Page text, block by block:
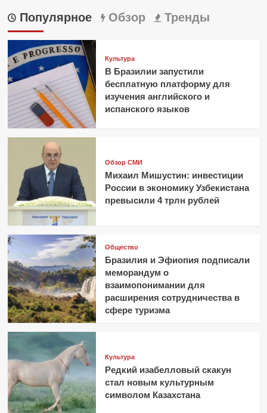
Популярное Обзор Тренды
Культура
В Бразилии запустили
бесплатную платформу для
изучения английского и
испанского языков
Обзор СМИ
Михаил Мишустин: инвестиции
России в экономику Узбекистана
превысили 4 трлн рублей
Общество
Бразилия и Эфиопия подписали
меморандум о
взаимопонимании для
расширения сотрудничества в
сфере туризма
Культура
Редкий изабелловый скакун
стал новым культурным
символом Казахстана